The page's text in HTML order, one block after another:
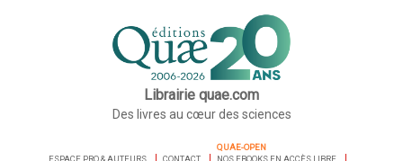
Librairie quae.com
Des livres au cœur des sciences
ESPACE PRO & AUTEURS CONTACT
QUAE-OPEN
NOS EBOOKS EN ACCÈS LIBRE